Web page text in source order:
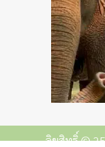
ลิขสิทธิ์ ©